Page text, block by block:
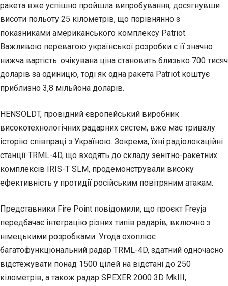
ракета вже успішно пройшла випробування, досягнувши
висоти польоту 25 кілометрів, що порівнянно з
показниками американського комплексу Patriot.
Важливою перевагою української розробки є її значно
нижча вартість: очікувана ціна становить близько 700 тисяч
доларів за одиницю, тоді як одна ракета Patriot коштує
приблизно 3,8 мільйона доларів.
HENSOLDT, провідний європейський виробник
високотехнологічних радарних систем, вже має тривалу
історію співпраці з Україною. Зокрема, їхні радіолокаційні
станції TRML-4D, що входять до складу зенітно-ракетних
комплексів IRIS-T SLM, продемонстрували високу
ефективність у протидії російським повітряним атакам.
Представники Fire Point повідомили, що проєкт Freyja
передбачає інтеграцію різних типів радарів, включно з
німецькими розробками. Угода охоплює
багатофункціональний радар TRML-4D, здатний одночасно
відстежувати понад 1500 цілей на відстані до 250
кілометрів, а також радар SPEXER 2000 3D MkIII,